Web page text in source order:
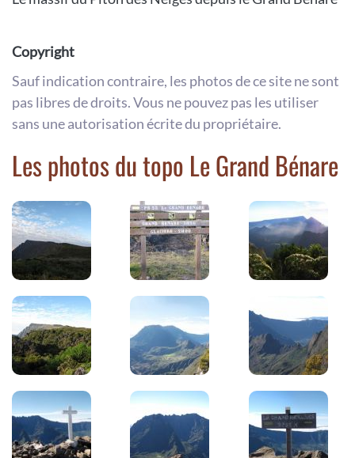
Copyright
Sauf indication contraire, les photos de ce site ne sont
pas libres de droits. Vous ne pouvez pas les utiliser
sans une autorisation écrite du propriétaire.
Les photos du topo Le Grand Bénare